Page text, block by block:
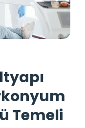
Temeli